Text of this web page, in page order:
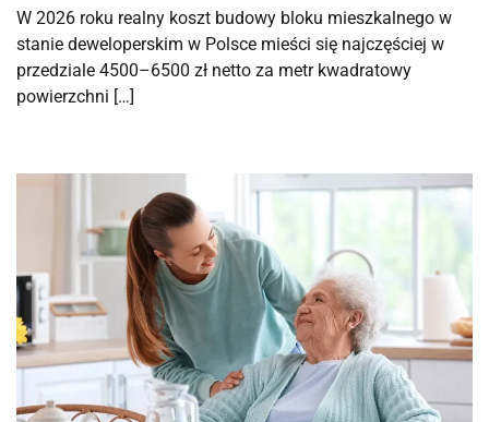
W 2026 roku realny koszt budowy bloku mieszkalnego w
stanie deweloperskim w Polsce mieści się najczęściej w
przedziale 4500–6500 zł netto za metr kwadratowy
powierzchni […]